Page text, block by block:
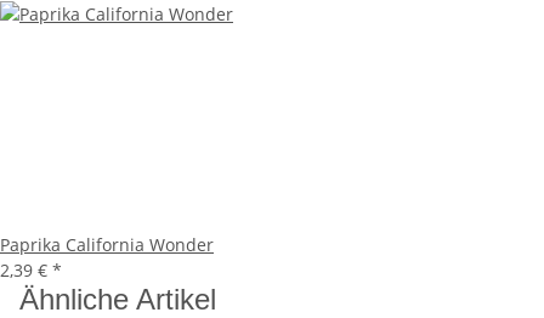
Paprika California Wonder
2,39 € *
Ähnliche Artikel